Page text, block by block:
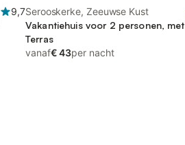
9,7Serooskerke, Zeeuwse Kust
Vakantiehuis voor 2 personen, met
Terras
vanaf€ 43per nacht